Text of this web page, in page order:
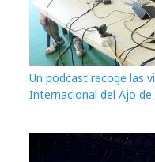
Un podcast recoge las
Internacional del Ajo de